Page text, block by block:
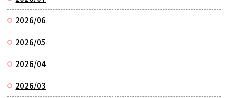
2026/06
2026/05
2026/04
2026/03